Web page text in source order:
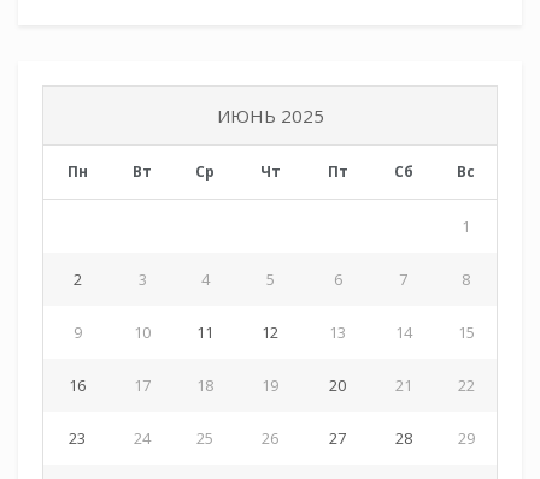
ИЮНЬ 2025
Пн Вт Ср Чт Пт Сб Вс
1
2 3 4 5 6 7 8
9 10 11 12 13 14 15
16 17 18 19 20 21 22
23 24 25 26 27 28 29